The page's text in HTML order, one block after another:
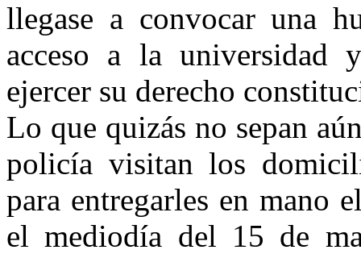
llegase a convocar una
acceso a la universidad
ejercer su derecho
Lo que quizás no sepan
policía visitan los
para entregarles en mano
el mediodía del 15 de